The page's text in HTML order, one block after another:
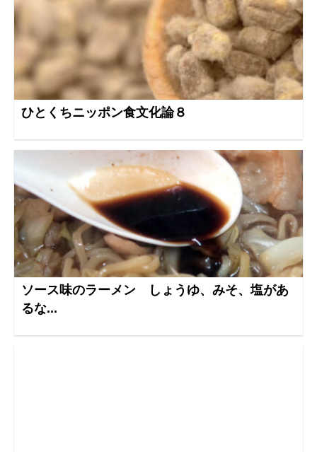
ひとくちニッポン食文化論８
ソース味のラーメン しょうゆ、みそ、塩があ
るな...